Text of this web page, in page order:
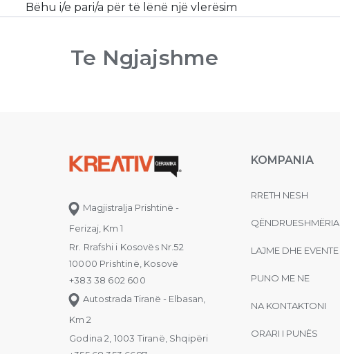
Bëhu i/e pari/a për të lënë një vlerësim
Te Ngjajshme
Magjistralja Prishtinë -
Ferizaj, Km 1
Rr. Rrafshi i Kosovës Nr.52
10000 Prishtinë, Kosovë
+383 38 602 600
Autostrada Tiranë - Elbasan,
Km 2
Godina 2, 1003 Tiranë, Shqipëri
KOMPANIA
RRETH NESH
QËNDRUESHMËRIA
LAJME DHE EVENTE
PUNO ME NE
NA KONTAKTONI
ORARI I PUNËS